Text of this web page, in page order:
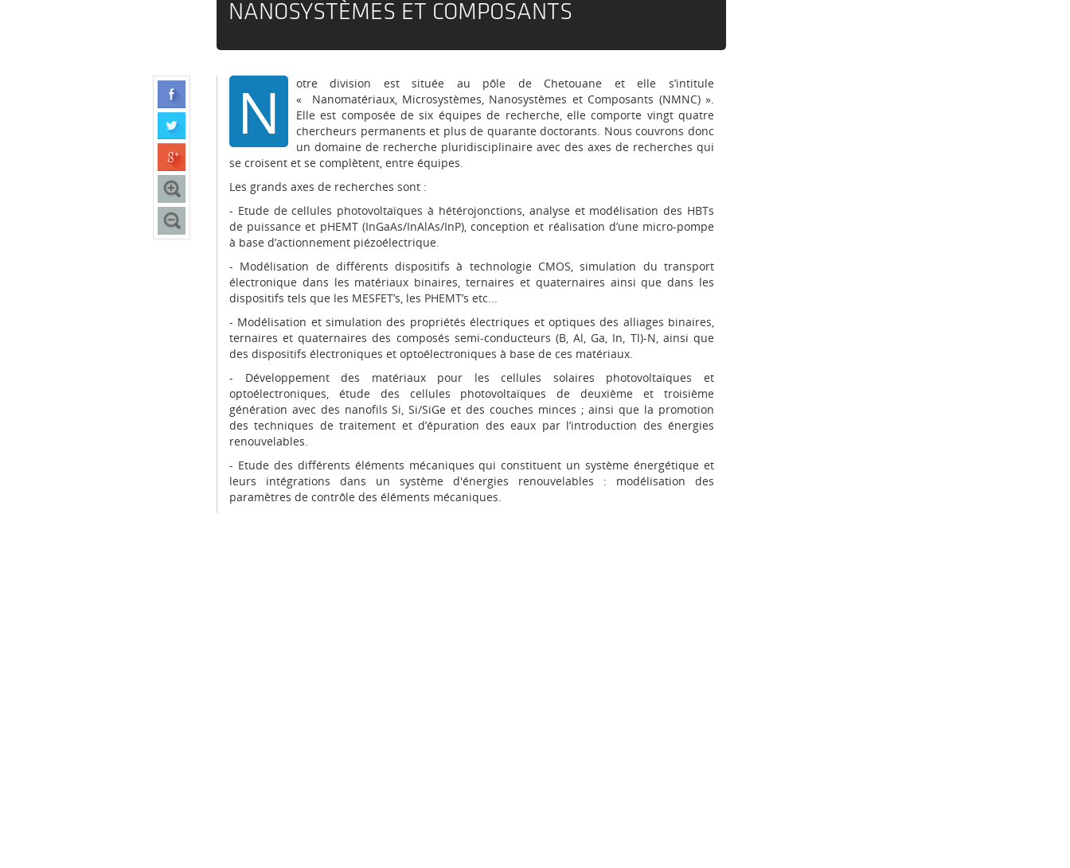
NANOSYSTÈMES ET COMPOSANTS
N
otre division est située au pôle de Chetouane et elle s’intitule
« Nanomatériaux, Microsystèmes, Nanosystèmes et Composants (NMNC) ».
Elle est composée de six équipes de recherche, elle comporte vingt quatre
chercheurs permanents et plus de quarante doctorants. Nous couvrons donc
un domaine de recherche pluridisciplinaire avec des axes de recherches qui
se croisent et se complètent, entre équipes.
Les grands axes de recherches sont :
- Etude de cellules photovoltaïques à hétérojonctions, analyse et modélisation des HBTs
de puissance et pHEMT (InGaAs/InAlAs/InP), conception et réalisation d’une micro-pompe
à base d’actionnement piézoélectrique.
- Modélisation de différents dispositifs à technologie CMOS, simulation du transport
électronique dans les matériaux binaires, ternaires et quaternaires ainsi que dans les
dispositifs tels que les MESFET’s, les PHEMT’s etc...
- Modélisation et simulation des propriétés électriques et optiques des alliages binaires,
ternaires et quaternaires des composés semi-conducteurs (B, Al, Ga, In, Tl)-N, ainsi que
des dispositifs électroniques et optoélectroniques à base de ces matériaux.
- Développement des matériaux pour les cellules solaires photovoltaïques et
optoélectroniques, étude des cellules photovoltaïques de deuxième et troisième
génération avec des nanofils Si, Si/SiGe et des couches minces ; ainsi que la promotion
des techniques de traitement et d’épuration des eaux par l’introduction des énergies
renouvelables.
- Etude des différents éléments mécaniques qui constituent un système énergétique et
leurs intégrations dans un système d'énergies renouvelables : modélisation des
paramètres de contrôle des éléments mécaniques.